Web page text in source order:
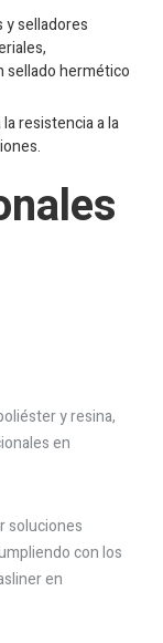
y selladores
sellado hermético
resistencia a la
y resina,
en
soluciones
con los
en